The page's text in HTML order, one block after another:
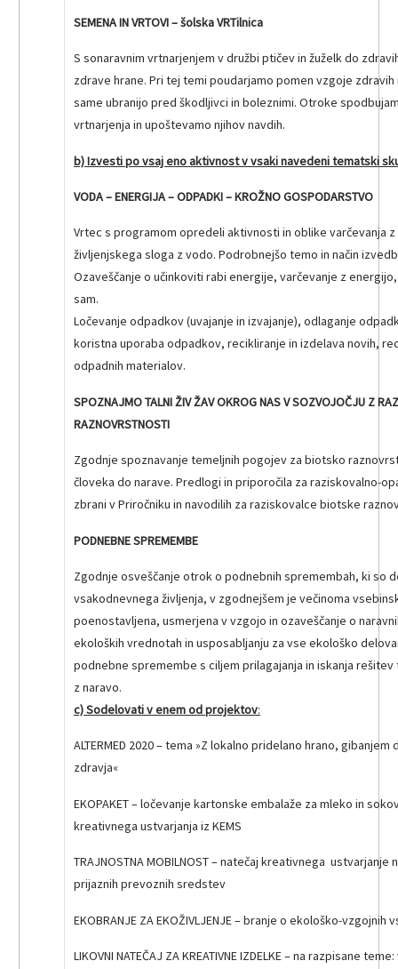
SEMENA IN VRTOVI – šolska VRTilnica
S sonaravnim vrtnarjenjem v družbi ptičev in žuželk do
zdrave hrane. Pri tej temi poudarjamo pomen vzgoje
same ubranijo pred škodljivci in boleznimi. Otroke
vrtnarjenja in upoštevamo njihov navdih.
b) Izvesti po vsaj eno aktivnost v vsaki navedeni tematski
VODA – ENERGIJA – ODPADKI – KROŽNO GOSPODARSTVO
Vrtec s programom opredeli aktivnosti in oblike varčevanja
življenjskega sloga z vodo. Podrobnejšo temo in način
Ozaveščanje o učinkoviti rabi energije, varčevanje z
sam.
Ločevanje odpadkov (uvajanje in izvajanje), odlaganje
koristna uporaba odpadkov, recikliranje in izdelava novih,
odpadnih materialov.
SPOZNAJMO TALNI ŽIV ŽAV OKROG NAS V SOZVOJOČJU Z
RAZNOVRSTNOSTI
Zgodnje spoznavanje temeljnih pogojev za biotsko
človeka do narave. Predlogi in priporočila za raziskovalno-
zbrani v Priročniku in navodilih za raziskovalce biotske
PODNEBNE SPREMEMBE
Zgodnje osveščanje otrok o podnebnih spremembah, ki so
vsakodnevnega življenja, v zgodnejšem je večinoma
poenostavljena, usmerjena v vzgojo in ozaveščanje o
ekoloških vrednotah in usposabljanju za vse ekološko
podnebne spremembe s ciljem prilagajanja in iskanja
z naravo.
c) Sodelovativ enem od projektov:
ALTERMED 2020 – tema »Z lokalno pridelano hrano,
zdravja«
EKOPAKET – ločevanje kartonske embalaže za mleko in
kreativnega ustvarjanja iz KEMS
TRAJNOSTNA MOBILNOST – natečaj kreativnega ustvarjanje
prijaznih prevoznih sredstev
EKOBRANJE ZA EKOŽIVLJENJE – branje o ekološko-vzgojnih
LIKOVNI NATEČAJ ZA KREATIVNE IZDELKE – na razpisane